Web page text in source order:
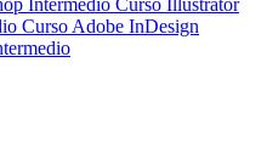
Curso Adobe InDesign